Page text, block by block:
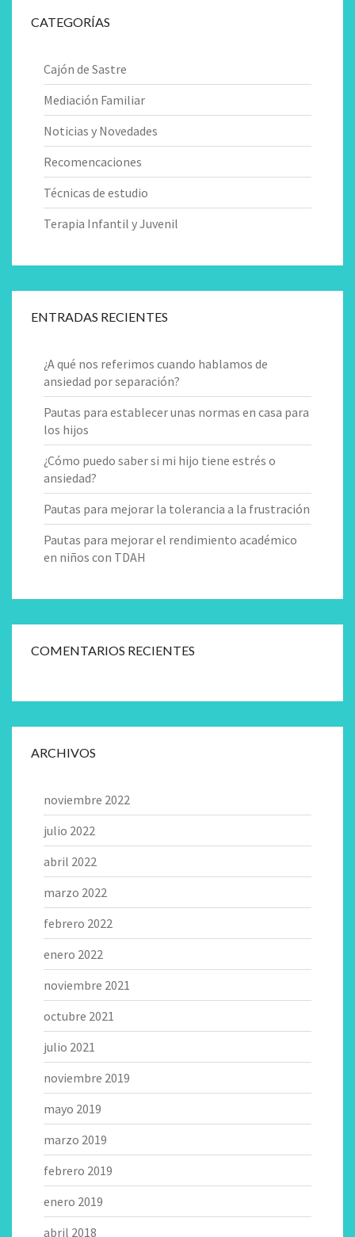
CATEGORÍAS
Cajón de Sastre
Mediación Familiar
Noticias y Novedades
Recomencaciones
Técnicas de estudio
Terapia Infantil y Juvenil
ENTRADAS RECIENTES
¿A qué nos referimos cuando hablamos de
ansiedad por separación?
Pautas para establecer unas normas en casa para
los hijos
¿Cómo puedo saber si mi hijo tiene estrés o
ansiedad?
Pautas para mejorar la tolerancia a la frustración
Pautas para mejorar el rendimiento académico
en niños con TDAH
COMENTARIOS RECIENTES
ARCHIVOS
noviembre 2022
julio 2022
abril 2022
marzo 2022
febrero 2022
enero 2022
noviembre 2021
octubre 2021
julio 2021
noviembre 2019
mayo 2019
marzo 2019
febrero 2019
enero 2019
abril 2018